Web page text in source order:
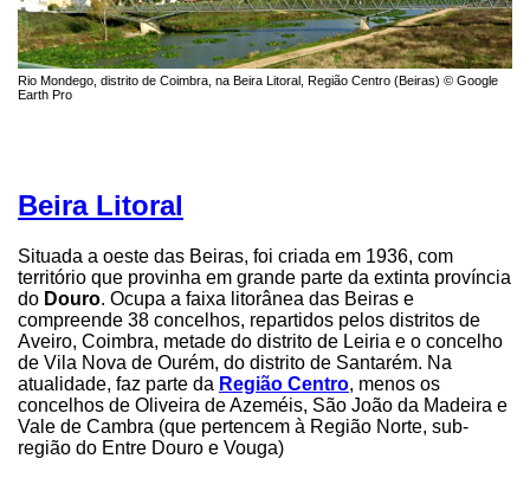
Rio Mondego, distrito de Coimbra, na Beira Litoral, Região Centro (Beiras) © Google
Earth Pro
Beira Litoral
Situada a oeste das Beiras, foi criada em 1936, com
território que provinha em grande parte da extinta província
do Douro. Ocupa a faixa litorânea das Beiras e
compreende 38 concelhos, repartidos pelos distritos de
Aveiro, Coimbra, metade do distrito de Leiria e o concelho
de Vila Nova de Ourém, do distrito de Santarém. Na
atualidade, faz parte da Região Centro, menos os
concelhos de Oliveira de Azeméis, São João da Madeira e
Vale de Cambra (que pertencem à Região Norte, sub-
região do Entre Douro e Vouga)